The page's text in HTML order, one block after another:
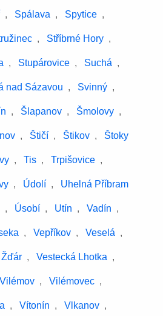
, Spálava , Spytice ,
, Stříbrné Hory ,
, Stupárovice , Suchá ,
nad Sázavou , Svinný ,
, Šlapanov , Šmolovy ,
, Štičí , Štikov , Štoky
, Tis , Trpišovice ,
, Údolí , Uhelná Příbram
, Úsobí , Utín , Vadín ,
, Vepříkov , Veselá ,
, Vestecká Lhotka ,
Vilémov , Vilémovec ,
, Vítonín , Vlkanov ,